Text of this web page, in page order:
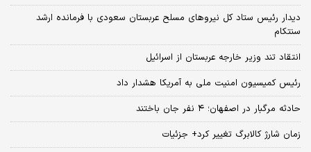
دیدار رئیس ستاد کل نیروهای مسلح عربستان سعودی با فرمانده ارشد
سنتکام
انتقاد تند وزیر خارجه عربستان از اسرائیل
رئیس کمیسیون امنیت ملی به آمریکا هشدار داد
حادثه مرگبار در اصفهان؛ ۴ نفر جان باختند
زمان شارژ کالابرگ تغییر کرد+ جزئیات